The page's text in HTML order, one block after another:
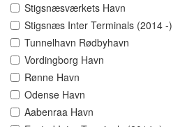
Stigsnæsværkets Havn
Stigsnæs Inter Terminals (2014 -)
Tunnelhavn Rødbyhavn
Vordingborg Havn
Rønne Havn
Odense Havn
Aabenraa Havn